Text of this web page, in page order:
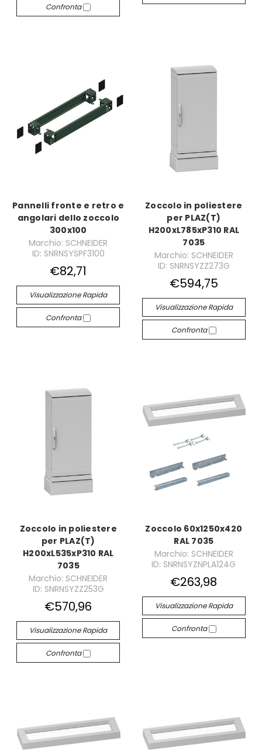
Confronta
Pannelli fronte e retro e
angolari dello zoccolo
300x100
Marchio: SCHNEIDER
ID: SNRNSYSPF3100
€82,71
Visualizzazione Rapida
Confronta
Zoccolo in poliestere
per PLAZ(T)
H200xL785xP310 RAL
7035
Marchio: SCHNEIDER
ID: SNRNSYZZ273G
€594,75
Visualizzazione Rapida
Confronta
Zoccolo in poliestere
per PLAZ(T)
H200xL535xP310 RAL
7035
Marchio: SCHNEIDER
ID: SNRNSYZZ253G
€570,96
Visualizzazione Rapida
Confronta
Zoccolo 60x1250x420
RAL 7035
Marchio: SCHNEIDER
ID: SNRNSYZNPLA124G
€263,98
Visualizzazione Rapida
Confronta